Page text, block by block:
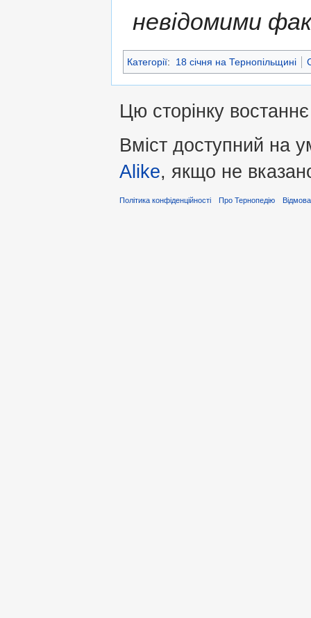
невідомими
Категорії: 18 січня на Тернопільщині
Цю сторінку
Вміст доступний на
Alike, якщо не
Політика конфіденційності Про Тернопедію Відмова